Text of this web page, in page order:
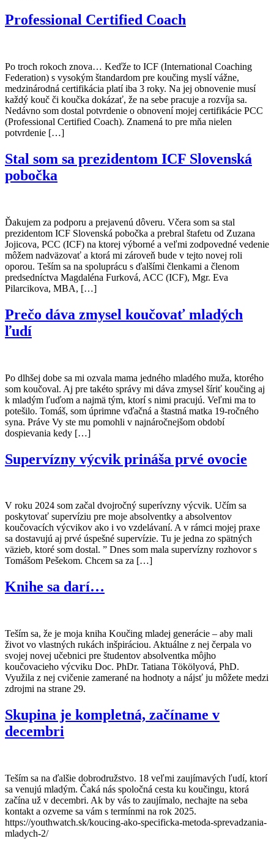
Professional Certified Coach
Po troch rokoch znova… Keďže to ICF (International Coaching
Federation) s vysokým štandardom pre koučing myslí vážne,
medzinárodná certifikácia platí iba 3 roky. Na jej obnovenie musí
každý kouč či koučka dokázať, že na sebe pracuje a rozvíja sa.
Nedávno som dostal potvrdenie o obnovení mojej certifikácie PCC
(Professional Certified Coach). Znamená to pre mňa nielen
potvrdenie […]
Stal som sa prezidentom ICF Slovenská
pobočka
Ďakujem za podporu a prejavenú dôveru. Včera som sa stal
prezidentom ICF Slovenská pobočka a prebral štafetu od Zuzana
Jojicova, PCC (ICF) na ktorej výborné a veľmi zodpovedné vedenie
môžem nadväzovať a ktorá mi zároveň bude v tejto novej roli
oporou. Teším sa na spoluprácu s ďalšími členkami a členom
predsedníctva Magdaléna Furková, ACC (ICF), Mgr. Eva
Pilarcikova, MBA, […]
Prečo dáva zmysel koučovať mladých
ľudí
Po dlhšej dobe sa mi ozvala mama jedného mladého muža, ktorého
som koučoval. Aj pre takéto správy mi dáva zmysel šíriť koučing aj
k mladým ľuďom a najmä tým, ktorí s nimi pracujú. Veľmi ma to
potešilo. Tomáš, som úprimne vďačná a štastná matka 19-ročného
syna. Práve Vy ste mu pomohli v najnáročnejšom období
dospievania kedy […]
Supervízny výcvik prináša prvé ovocie
V roku 2024 som začal dvojročný superívzny výcvik. Učím sa
poskytovať supervíziu pre moje absolventky a absolventov
koučovacích výcvikov ako i vo vzdelávaní. A v rámci mojej praxe
sa dostavujú aj prvé úspešné supervízie. Tu je jedna zo spätných
väzieb, ktoré som dostal. ” Dnes som mala supervízny rozhovor s
Tomášom Pešekom. Chcem sa za […]
Knihe sa darí…
Teším sa, že je moja kniha Koučing mladej generácie – aby mali
život vo vlastných rukách inšpiráciou. Aktuálne z nej čerpala vo
svojej novej učebnici pre študentov absolventka môjho
koučovacieho výcviku Doc. PhDr. Tatiana Tökölyová, PhD.
Využila z nej cvičenie zamerané na hodnoty a nájsť ju môžete medzi
zdrojmi na strane 29.
Skupina je kompletná, začíname v
decembri
Teším sa na ďalšie dobrodružstvo. 18 veľmi zaujímavých ľudí, ktorí
sa venujú mladým. Čaká nás spoločná cesta ku koučingu, ktorá
začína už v decembri. Ak by vás to zaujímalo, nechajte na seba
kontakt a ozveme sa vám s termínmi na rok 2025.
https://youthwatch.sk/koucing-ako-specificka-metoda-sprevadzania-
mladych-2/